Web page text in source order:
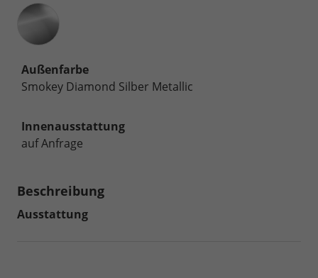
Außenfarbe
Smokey Diamond Silber Metallic
Innenausstattung
auf Anfrage
Beschreibung
Ausstattung